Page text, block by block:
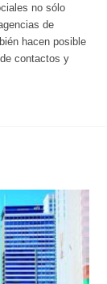
no sólo
de
hacen posible
contactos y